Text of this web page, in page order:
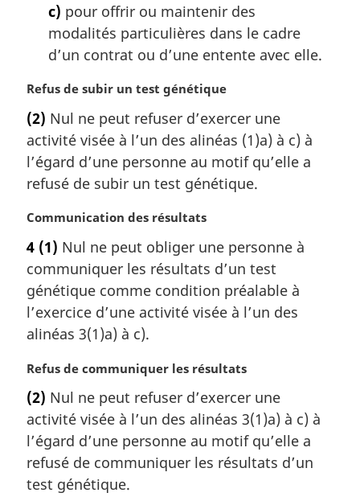
c) pour offrir ou maintenir des
modalités particulières dans le cadre
d’un contrat ou d’une entente avec elle.
N
t
e
m
a
g
n
a
e
:
Refus de subir un test génétique
(2) Nul ne peut refuser d’exercer une
activité visée à l’un des alinéas (1)a) à c) à
l’égard d’une personne au motif qu’elle a
refusé de subir un test génétique.
N
t
e
m
a
g
n
a
e
:
Communication des résultats
4 (1) Nul ne peut obliger une personne à
communiquer les résultats d’un test
génétique comme condition préalable à
l’exercice d’une activité visée à l’un des
alinéas 3(1)a) à c).
N
t
e
m
a
g
Refus de communiquer les résultats
(2) Nul ne peut refuser d’exercer une
activité visée à l’un des alinéas 3(1)a) à c) à
l’égard d’une personne au motif qu’elle a
refusé de communiquer les résultats d’un
test génétique.